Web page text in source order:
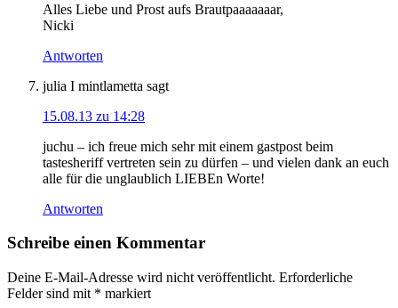
Alles Liebe und Prost aufs Brautpaaaaaaar,
Nicki
Antworten
julia I mintlametta sagt
15.08.13 zu 14:28
juchu – ich freue mich sehr mit einem gastpost beim
tastesheriff vertreten sein zu dürfen – und vielen dank an euch
alle für die unglaublich LIEBEn Worte!
Antworten
Schreibe einen Kommentar
Deine E-Mail-Adresse wird nicht veröffentlicht. Erforderliche
Felder sind mit * markiert